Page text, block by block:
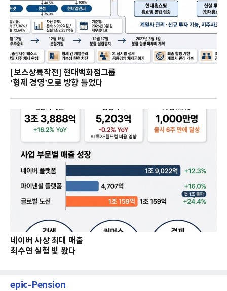
[보스상륙작전] 현대백화점그룹
‘형제 경영’으로 방향 틀었다
네이버 사상 최대 매출
최수연 실험 빛 봤다
epic-Pension